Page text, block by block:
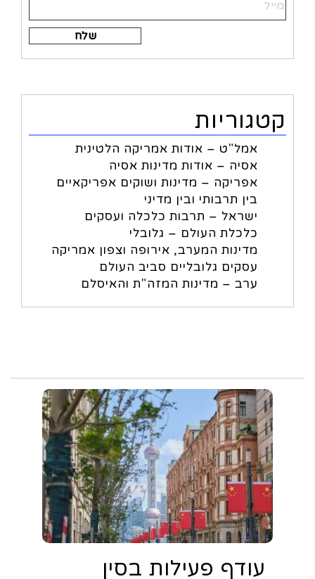
Alternative:
קטגוריות
אמל"ט – אודות אמריקה הלטינית
אסיה – אודות מדינות אסיה
אפריקה – מדינות ושוקים אפריקאיים
בין תרבותי ובין מדיני
ישראל – תרבות כלכלה ועסקים
כלכלת העולם – גלובלי
מדינות המערב, אירופה וצפון אמריקה
עסקים גלובליים סביב העולם
ערב – מדינות המזה"ת והאיסלם
עודף פעילות בסין